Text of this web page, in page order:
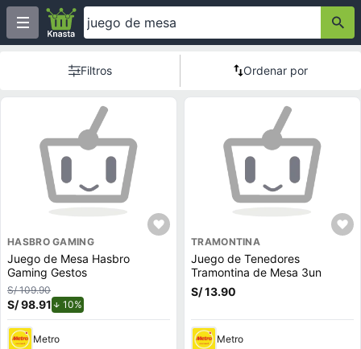
Filtros Ordenar por
HASBRO GAMING
Juego de Mesa Hasbro
Gaming Gestos
S/ 109.90
S/ 98.91 10%
Metro
TRAMONTINA
Juego de Tenedores
Tramontina de Mesa 3un
S/ 13.90
Metro